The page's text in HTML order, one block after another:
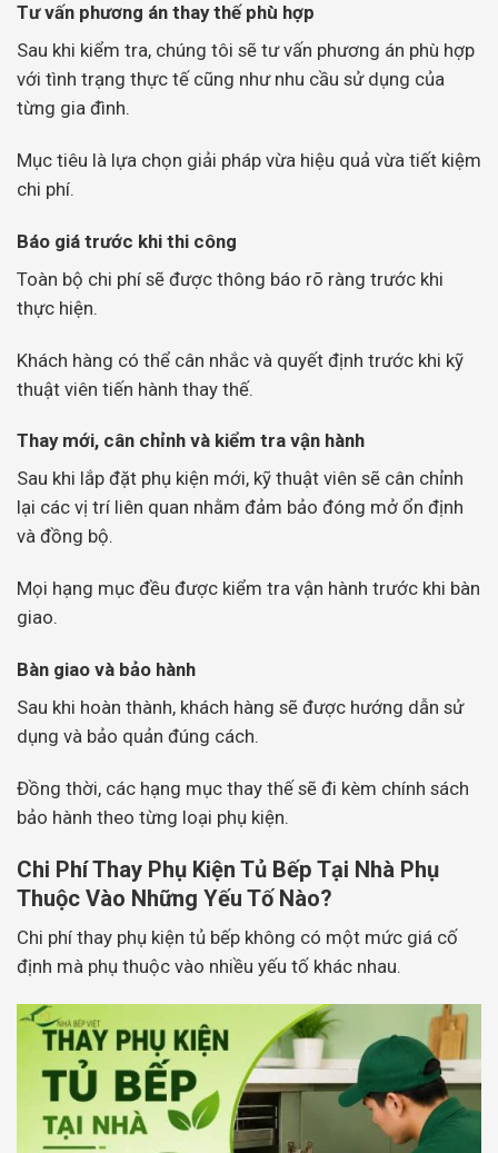
Tư vấn phương án thay thế phù hợp
Sau khi kiểm tra, chúng tôi sẽ tư vấn phương án phù hợp
với tình trạng thực tế cũng như nhu cầu sử dụng của
từng gia đình.
Mục tiêu là lựa chọn giải pháp vừa hiệu quả vừa tiết kiệm
chi phí.
Báo giá trước khi thi công
Toàn bộ chi phí sẽ được thông báo rõ ràng trước khi
thực hiện.
Khách hàng có thể cân nhắc và quyết định trước khi kỹ
thuật viên tiến hành thay thế.
Thay mới, cân chỉnh và kiểm tra vận hành
Sau khi lắp đặt phụ kiện mới, kỹ thuật viên sẽ cân chỉnh
lại các vị trí liên quan nhằm đảm bảo đóng mở ổn định
và đồng bộ.
Mọi hạng mục đều được kiểm tra vận hành trước khi bàn
giao.
Bàn giao và bảo hành
Sau khi hoàn thành, khách hàng sẽ được hướng dẫn sử
dụng và bảo quản đúng cách.
Đồng thời, các hạng mục thay thế sẽ đi kèm chính sách
bảo hành theo từng loại phụ kiện.
Chi Phí Thay Phụ Kiện Tủ Bếp Tại Nhà Phụ
Thuộc Vào Những Yếu Tố Nào?
Chi phí thay phụ kiện tủ bếp không có một mức giá cố
định mà phụ thuộc vào nhiều yếu tố khác nhau.